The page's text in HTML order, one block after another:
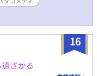
ゲーム / 勘違い・愛され /
再開 ○印のある本文中に
れています。お含みおき
16
ざかる